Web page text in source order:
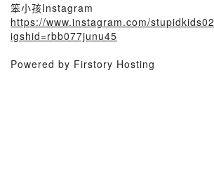
笨小孩Instagram
https://www.instagram.com/
igshid=rbb077junu45
Powered by Firstory Hosting